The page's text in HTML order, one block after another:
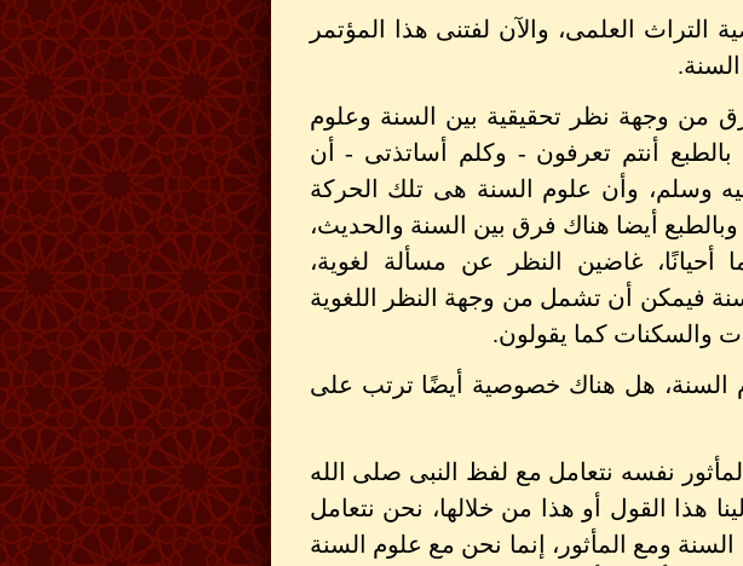
العلمى، والآن لفتنى هذا المؤتمر
من وجهة نظر تحقيقية بين السنة وعلوم
بالطبع أنتم تعرفون - وكلم أساتذتى - أن
وسلم، وأن علوم السنة هى تلك الحركة
أيضا هناك فرق بين السنة والحديث،
غاضين النظر عن مسألة لغوية،
فيمكن أن تشمل من وجهة النظر اللغوية
والسكنات كما يقولون.
السنة، هل هناك خصوصية أيضًا ترتب على
نفسه نتعامل مع لفظ النبى صلى الله
هذا القول أو هذا من خلالها، نحن نتعامل
ومع المأثور، إنما نحن مع علوم السنة